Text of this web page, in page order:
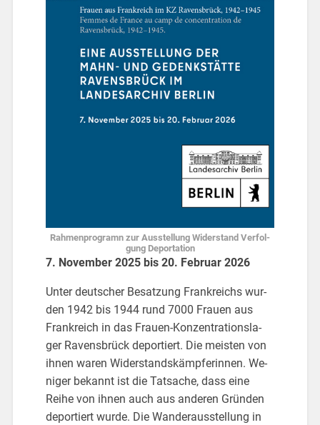
Rah­men­pro­gramn zur Aus­stel­lung Wi­der­stand Ver­fol­
gung De­por­ta­ti­on
7. No­vem­ber 2025 bis 20. Fe­bru­ar 2026
Unter deut­scher Be­sat­zung Frank­reichs wur­
den 1942 bis 1944 rund 7000 Frau­en aus
Frank­reich in das Frau­en-Kon­zen­tra­ti­ons­la­
ger Ra­vens­brück de­por­tiert. Die meis­ten von
ihnen waren Wi­der­stands­kämp­fe­rin­nen. We­
ni­ger be­kannt ist die Tat­sa­che, dass eine
Reihe von ihnen auch aus an­de­ren Grün­den
de­por­tiert wurde. Die Wan­der­aus­stel­lung in